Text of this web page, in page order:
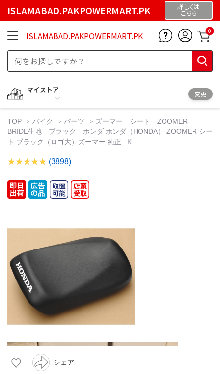
ISLAMABAD.PAKPOWERMART.PK 詳しくは
こちら
ISLAMABAD.PAKPOWERMART.PK 0
マイストア
変更
TOP バイク パーツ
ズーマー シート ZOOMER
BRIDE生地 ブラック ホンダ ホンダ（HONDA） ZOOMER シー
ト ブラック（ロゴ大）ズーマー 純正 : K
(3898)
シェア